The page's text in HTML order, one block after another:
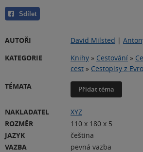
Sdílet
AUTOŘI David Milsted |
KATEGORIE
Knihy » Cestování »
cest » Cestopisy z
TÉMATA
Přidat téma
NAKLADATEL
XYZ
ROZMĚR
110 x 180 x 5
JAZYK
čeština
VAZBA
pevná vazba